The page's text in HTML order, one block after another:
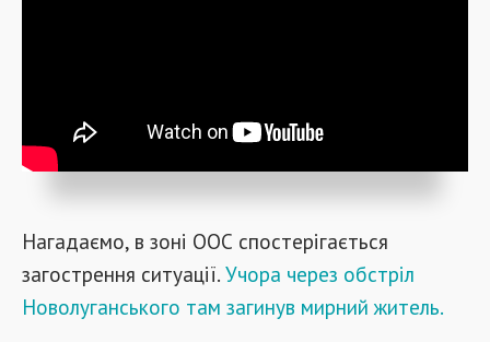
Нагадаємо, в зоні ООС спостерігається
загострення ситуації. Учора через обстріл
Новолуганського там загинув мирний житель.